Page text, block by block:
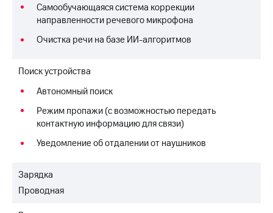
Самообучающаяся система коррекции
направленности речевого микрофона
Очистка речи на базе ИИ-алгоритмов
Поиск устройства
Автономный поиск
Режим пропажи (с возможностью передать
контактную информацию для связи)
Уведомление об отдалении от наушников
Зарядка
Проводная